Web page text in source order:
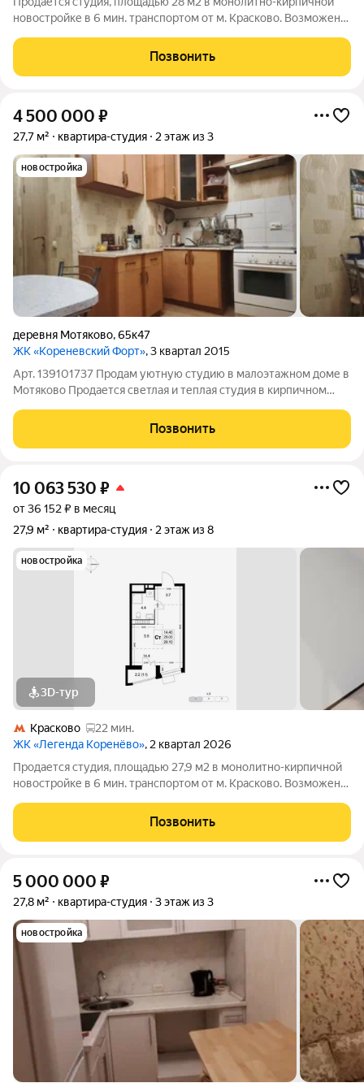
новостройке в 6 мин. транспортом от м. Красково. Возможен
возможна покупка с использованием материнского капитала.
Жилая площадь 14.4 м2, кухня
Позвонить
4 500 000 ₽
27,7 м² квартира-студия 2 этаж из 3
новостройка
деревня Мотяково,65к47
ЖК «Кореневский Форт», 3 квартал 2015
Арт. 139101737 Продам уютную студию в малоэтажном доме в
Мотяково Продается светлая и теплая студия в кирпичном
или инвестиций .Шикарный вид на лес. Основные
Позвонить
10 063 530 ₽
от 36 152 ₽ в месяц
27,9 м²
квартира-студия 2 этаж из 8
новостройка
3D-тур
Красково
22 мин.
ЖК «Легенда Коренёво», 2 квартал 2026
Продается студия, площадью 27,9 м2 в монолитно-кирпичной
новостройке в 6 мин. транспортом от м. Красково. Возможен
возможна покупка с использованием материнского капитала.
Жилая площадь 14.4 м2,
Позвонить
5 000 000 ₽
27,8 м² квартира-студия 3 этаж из 3
новостройка